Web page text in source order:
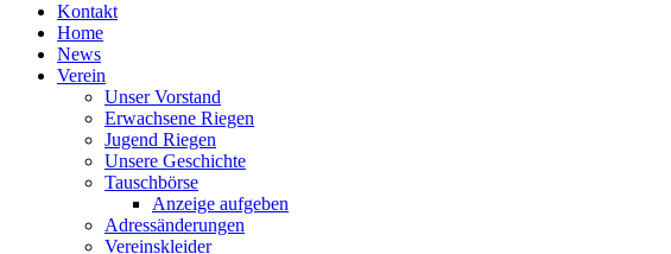
Kontakt
Home
News
Verein
Unser Vorstand
Erwachsene Riegen
Jugend Riegen
Unsere Geschichte
Tauschbörse
Anzeige aufgeben
Adressänderungen
Vereinskleider